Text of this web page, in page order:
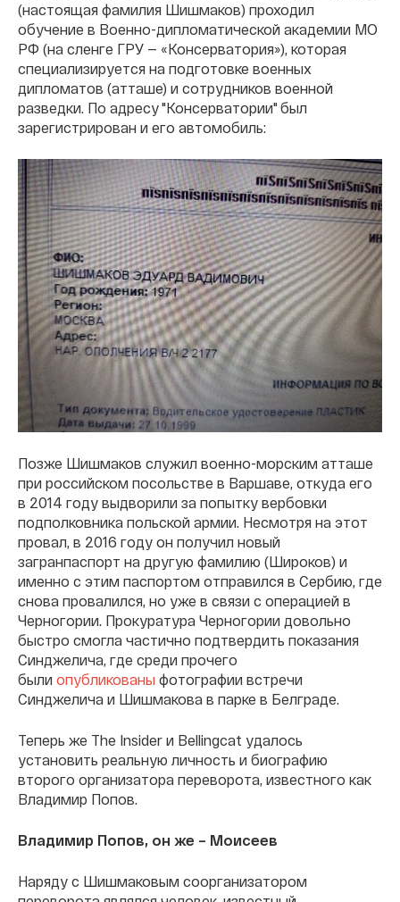
(настоящая фамилия Шишмаков) проходил
обучение в Военно-дипломатической академии МО
РФ (на сленге ГРУ — «Консерватория»), которая
специализируется на подготовке военных
дипломатов (атташе) и сотрудников военной
разведки. По адресу "Консерватории" был
зарегистрирован и его автомобиль:
Позже Шишмаков служил военно-морским атташе
при российском посольстве в Варшаве, откуда его
в 2014 году выдворили за попытку вербовки
подполковника польской армии. Несмотря на этот
провал, в 2016 году он получил новый
загранпаспорт на другую фамилию (Широков) и
именно с этим паспортом отправился в Сербию, где
снова провалился, но уже в связи с операцией в
Черногории. Прокуратура Черногории довольно
быстро смогла частично подтвердить показания
Синджелича, где среди прочего
были опубликованы фотографии встречи
Синджелича и Шишмакова в парке в Белграде.
Теперь же The Insider и Bellingcat удалось
установить реальную личность и биографию
второго организатора переворота, известного как
Владимир Попов.
Владимир Попов, он же – Моисеев
Наряду с Шишмаковым соорганизатором